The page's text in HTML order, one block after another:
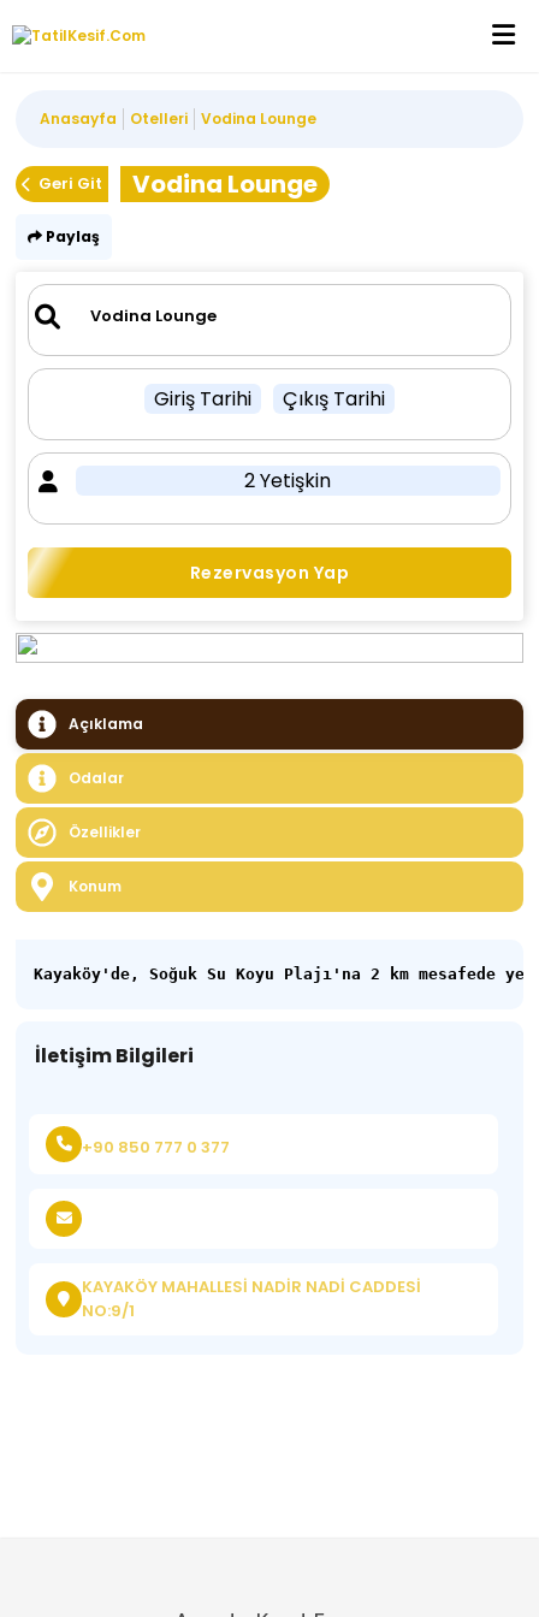
Anasayfa Otelleri Vodina Lounge
Geri Git Vodina Lounge
Paylaş
Giriş Tarihi Çıkış Tarihi
2 Yetişkin
Rezervasyon Yap
Açıklama
Odalar
Özellikler
Konum
Kayaköy'de, Soğuk Su Koyu Plajı'na 2 km mesafede
İletişim Bilgileri
+90 850 777 0 377
KAYAKÖY MAHALLESİ NADİR NADİ CADDESİ
NO:9/1